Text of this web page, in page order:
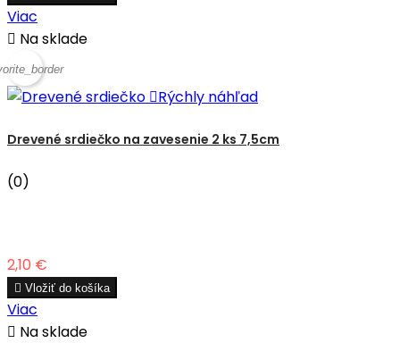
Viac
 Na sklade
Rýchly náhľad
Drevené srdiečko na zavesenie 2 ks 7,5cm
(0)
Cena
2,10 €
 Vložiť do košíka
Viac
 Na sklade